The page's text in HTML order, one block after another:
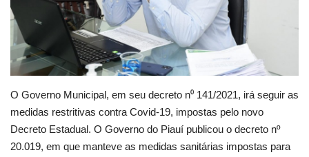
Contato
O Governo Municipal, em seu decreto n⁰ 141/2021, irá seguir as
medidas restritivas contra Covid-19, impostas pelo novo
Decreto Estadual. O Governo do Piauí publicou o decreto nº
20.019, em que manteve as medidas sanitárias impostas para